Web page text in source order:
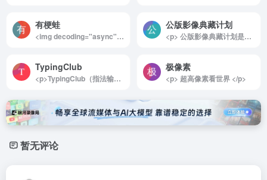
有梗蛙
<img decoding="async" data-src="//www.40000.net/wp-content/uploads/2024/12/20241215075309-675e8ae5a3d26.webp" src="https://www.40000.net/wp-content/themes/onenav/images/t.png" alt="有梗蛙"><p>有梗蛙——十万个梗百科是一款面向网络流行语爱好者的在线知识库。它的核心目标是为用户提供详尽且高效的流行文化信息，通过精简明了的语言解析当下最热门的梗、网络用语和相关文化背景，帮助你在短时间内全面掌握新梗的起源、含义及相关的趣味内容。</p><p>推荐理由：</p><p>随着互联网文化的迅速发展，各种梗词层出不穷，但新梗的传播速度和复杂的来源常常让人难以跟上节奏。有梗蛙的出现为这一问题提供了解决方案，无论你是想了解梗的来源、背后的故事，还是希望获取相关的表情包和视频内容，这个平台都能快速满足需求。其更新频率高、语言精练的特点让用户能够随时保持对流行文化的敏锐洞察力，特别适合社交达人和喜欢幽默交流的人群。</p><p>有梗蛙将流行语知识进行了系统化整理，收录内容丰富，涵盖了流行梗的历史背景、事件详情、经典梗图以及表情包等实用资源。用户在使用过程中可以轻松浏览并了解某一梗词的所有细节，甚至包括该梗的原视频出处。这种全面的知识整合不仅帮助用户理解网络文化，还让用户在社交互动中游刃有余。此外，有梗蛙的简洁界面设计和高效的搜索功能，使其成为探索网络流行文化的得力工具。</p>
公版影像典藏计划
<p> 公版影像典藏计划是由网易新闻发起的一个长期项目，旨在收录和整理进入公共版权领域的影视作品及珍贵影像史料。该项目通过多维度的整合，包括词条编录、专家解读、趣味彩蛋和文献链接等，使这些经典影像不被埋没并自由流通。 </p>
TypingClub
<p>TypingClub（指法输入中文打字俱乐部）是一款专业且趣味十足的在线打字练习工具，旨在帮助用户从零开始掌握正确的指法，并逐步学会盲打技能。通过科学的训练步骤和多样化的练习方式，TypingClub 不仅能显著提升用户的打字速度，还能够同步提高阅读能力，适合各个年龄段的用户使用。</p><p>该工具提供丰富的学习资源，包括650多种互动打字游戏、详细的指法教学视频、实用的打字测试，以及循序渐进的课程设计，帮助用户以轻松有趣的方式掌握盲打技巧。无需注册，用户即可随时开始学习，体验无障碍的在线打字课程。TypingClub 特别注重用户体验，不仅涵盖传统的打字训练，还通过趣味化的内容设计激发学习兴趣，使枯燥的输入练习变得更加生动有趣。</p><p>无论你是希望提升工作效率、优化打字技能，还是为孩子培养实用能力，TypingClub 都是一个理想的选择。借助这款工具，你可以以互动和娱乐的方式快速提升自己的键盘操作水平，为日常学习和工作奠定扎实基础。</p><img decoding="async" data-src="//www.40000.net/wp-content/uploads/2024/12/20241215075357-675e8b15eddb0.webp" src="https://www.40000.net/wp-content/themes/onenav/images/t.png" alt="TypingClub">
极像素
<p> 超高像素看世界 </p>
暂无评论